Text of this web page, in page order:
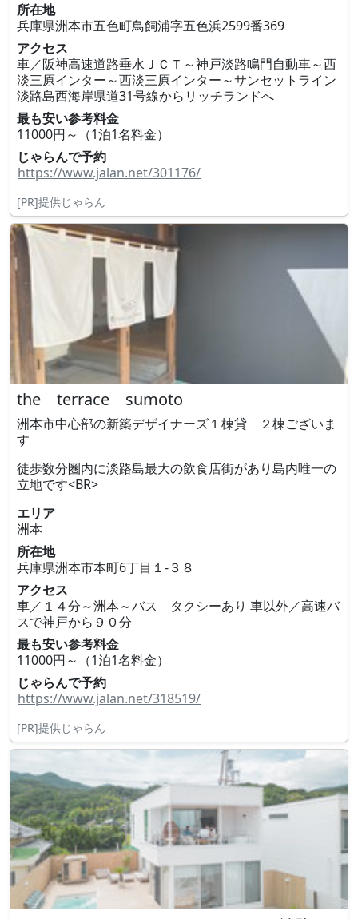
所在地
兵庫県洲本市五色町鳥飼浦字五色浜2599番369
アクセス
車／阪神高速道路垂水ＪＣＴ～神戸淡路鳴門自動車～西
淡三原インター～西淡三原インター～サンセットライン
淡路島西海岸県道31号線からリッチランドへ
最も安い参考料金
11000円～（1泊1名料金）
じゃらんで予約
https://www.jalan.net/301176/
[PR]提供じゃらん
the terrace sumoto
洲本市中心部の新築デザイナーズ１棟貸 ２棟ございま
す
徒歩数分圏内に淡路島最大の飲食店街があり島内唯一の
立地です<BR>
エリア
洲本
所在地
兵庫県洲本市本町6丁目１‐３８
アクセス
車／１４分～洲本～バス タクシーあり 車以外／高速バ
スで神戸から９０分
最も安い参考料金
11000円～（1泊1名料金）
じゃらんで予約
https://www.jalan.net/318519/
[PR]提供じゃらん